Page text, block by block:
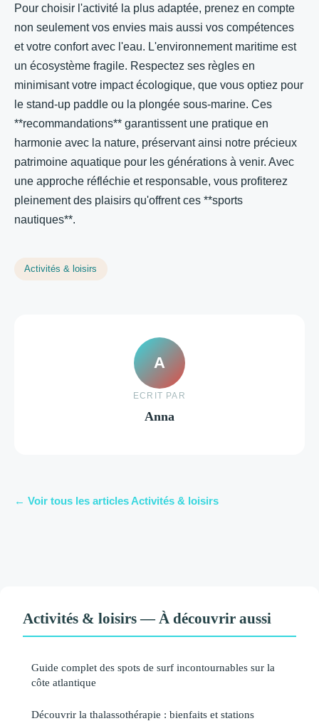
Pour choisir l'activité la plus adaptée, prenez en compte
non seulement vos envies mais aussi vos compétences
et votre confort avec l'eau. L'environnement maritime est
un écosystème fragile. Respectez ses règles en
minimisant votre impact écologique, que vous optiez pour
le stand-up paddle ou la plongée sous-marine. Ces
**recommandations** garantissent une pratique en
harmonie avec la nature, préservant ainsi notre précieux
patrimoine aquatique pour les générations à venir. Avec
une approche réfléchie et responsable, vous profiterez
pleinement des plaisirs qu'offrent ces **sports
nautiques**.
Activités & loisirs
A
ECRIT PAR
Anna
← Voir tous les articles Activités & loisirs
Activités & loisirs — À découvrir aussi
Guide complet des spots de surf incontournables sur la
côte atlantique
Découvrir la thalassothérapie : bienfaits et stations